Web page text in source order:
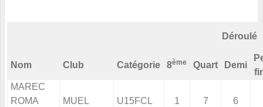
Déroulé
Nom Club Catégorie 8ème Quart Demi
MAREC
ROMA
MUEL U15FCL 1 7 6